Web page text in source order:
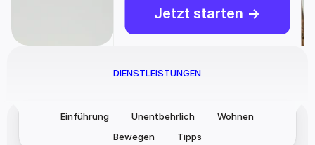
Jetzt starten ->
DIENSTLEISTUNGEN
Einführung Unentbehrlich
Wohnen
Bewegen
Tipps